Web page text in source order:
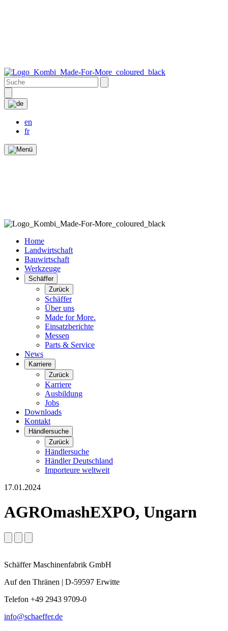
en
fr
Home
Landwirtschaft
Bauwirtschaft
Werkzeuge
Schäffer
Zurück
Schäffer
Über uns
Made for More.
Einsatzberichte
Messen
Parts & Service
News
Karriere
Zurück
Karriere
Ausbildung
Jobs
Downloads
Kontakt
Händlersuche
Zurück
Händlersuche
Händler Deutschland
Importeure weltweit
17.01.2024
AGROmashEXPO, Ungarn
Schäffer Maschinenfabrik GmbH
Auf den Thränen | D-59597 Erwitte
Telefon +49 2943 9709-0
info@schaeffer.de